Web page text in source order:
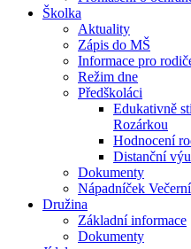
Školka
Aktuality
Zápis do MŠ
Informace pro
Režim dne
Předškoláci
Edukativně
Rozárkou
Hodnocení
Distanční
Dokumenty
Nápadníček
Družina
Základní informace
Dokumenty